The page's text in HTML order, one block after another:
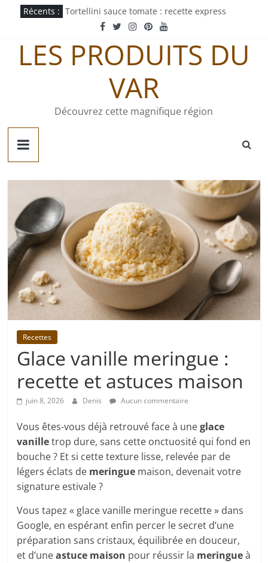
PasserRécents : Tortellini sauce tomate : recette express
Mayonnaise au curry : recette maison facile
Pâté gaumais : recette et origine
Quiche jurassienne : recette traditionnelle
LES PRODUITS DU
VAR
Découvrez cette magnifique région
Recettes
Glace vanille meringue :
recette et astuces maison
juin 8, 2026 Denis Aucun commentaire
Vous êtes-vous déjà retrouvé face à uneglace
vanilletrop dure, sans cette onctuosité qui fond en
bouche ? Et si cette texture lisse, relevée par de
légers éclats de meringue maison, devenait votre
signature estivale ?
Vous tapez « glace vanille meringue recette » dans
Google, en espérant enfin percer le secret d’une
préparation sans cristaux, équilibrée en douceur,
et d’uneastuce maison pour réussir la meringueà